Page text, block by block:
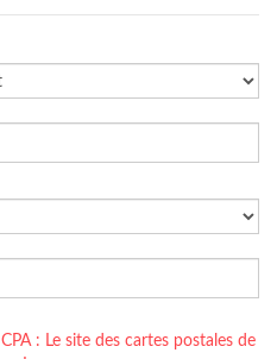
: Le site des cartes postales de